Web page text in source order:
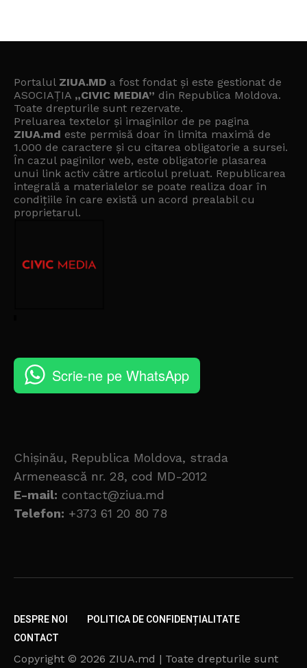
Portalul ZIUA.MD a fost fondat și este gestionat de
ASOCIAȚIA „CIVIC MEDIA” din Republica Moldova.
Toate drepturile sunt rezervate.
Preluarea textelor și imaginilor de pe pagina
ZIUA.md este permisă doar în limita maximă de
1.000 de caractere și cu citarea obligatorie a sursei.
În cazul paginilor web, este obligatorie plasarea
unui link activ către articolul preluat. Republicarea
integrală a materialelor se poate realiza doar în
condițiile în care există un acord prealabil cu
proprietarul.
Scrie-ne pe WhatsApp
Chișinău, Republica Moldova, strada
Armenească nr. 28, cod MD-2012
E-mail: contact@ziua.md
Telefon: +373 61 20 80 78
DESPRE NOI
POLITICA DE CONFIDENȚIALITATE
CONTACT
Copyright © 2026 ZIUA.md | Toate drepturile sunt